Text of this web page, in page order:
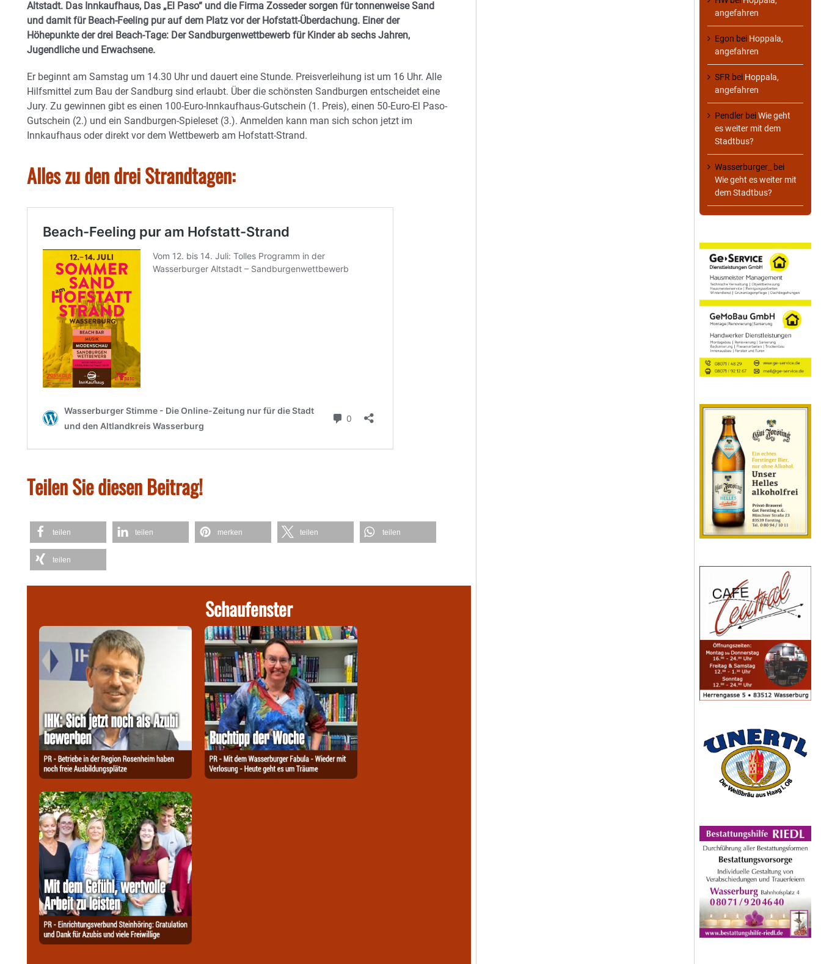
Altstadt. Das Innkaufhaus, Das „El Paso“ und die Firma Zosseder sorgen für tonnenweise Sand
und damit für Beach-Feeling pur auf dem Platz vor der Hofstatt-Überdachung. Einer der
Höhepunkte der drei Beach-Tage: Der Sandburgenwettbewerb für Kinder ab sechs Jahren,
Jugendliche und Erwachsene.
Er beginnt am Samstag um 14.30 Uhr und dauert eine Stunde. Preisverleihung ist um 16 Uhr. Alle
Hilfsmittel zum Bau der Sandburg sind erlaubt. Über die schönsten Sandburgen entscheidet eine
Jury. Zu gewinnen gibt es einen 100-Euro-Innkaufhaus-Gutschein (1. Preis), einen 50-Euro-El Paso-
Gutschein (2.) und ein Sandburgen-Spieleset (3.). Anmelden kann man sich schon jetzt im
Innkaufhaus oder direkt vor dem Wettbewerb am Hofstatt-Strand.
Alles zu den drei Strandtagen:
Teilen Sie diesen Beitrag!
teilen teilen merken teilen teilen
teilen
Schaufenster
angefahren
Egon bei Hoppala,
angefahren
SFR bei Hoppala,
angefahren
Pendler beiWie geht
es weiter mit dem
Stadtbus?
Wasserburger_
bei
Wie geht es weiter mit
dem Stadtbus?